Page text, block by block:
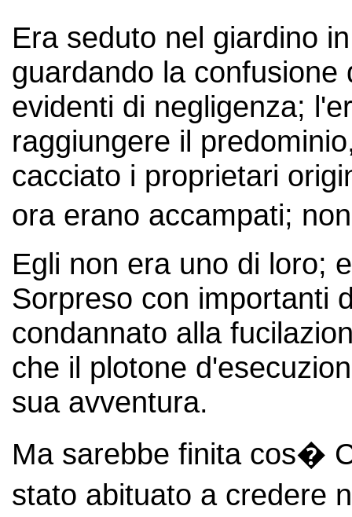
Era seduto nel giardino
guardando la
evidenti di negligenza;
raggiungere il
cacciato i proprietari
ora erano accampati;
Egli non era uno di loro;
Sorpreso con importanti
condannato alla
che il plotone
sua avventura.
Ma sarebbe finita cos�
stato abituato a credere